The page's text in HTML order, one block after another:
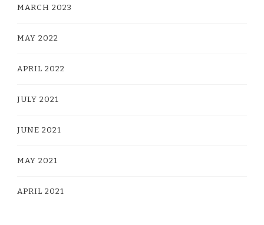
MARCH 2023
MAY 2022
APRIL 2022
JULY 2021
JUNE 2021
MAY 2021
APRIL 2021